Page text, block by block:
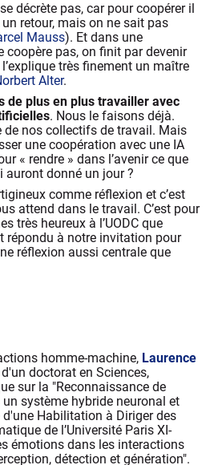
décrète pas, car pour coopérer il
retour, mais on ne sait pas
Mauss). Et dans une
coopère pas, on finit par devenir
très finement un maître
Alter.
de plus en plus travailler avec
. Nous le faisons déjà.
de nos collectifs de travail. Mais
une coopération avec une IA
« rendre » dans l’avenir ce que
auront donné un jour ?
comme réflexion et c’est
attend dans le travail. C’est pour
très heureux à l’UODC que
répondu à notre invitation pour
réflexion aussi centrale que
homme-machine, Laurence
doctorat en Sciences,
sur la "Reconnaissance de
système hybride neuronal et
Habilitation à Diriger des
de l’Université Paris XI-
émotions dans les interactions
détection et génération".